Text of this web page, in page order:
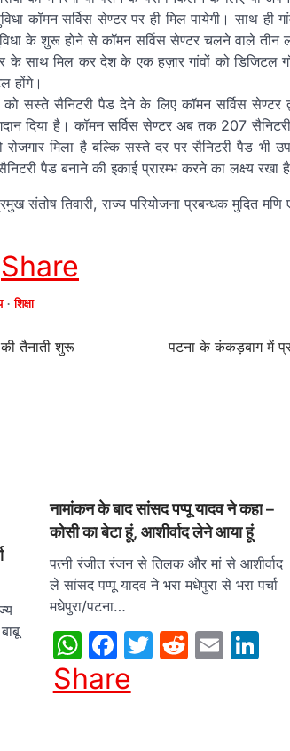
कॉमन सर्विस सेण्टर पर ही मिल पायेगी। साथ
के शुरू होने से कॉमन सर्विस सेण्टर चलने वाले तीन
साथ मिल कर देश के एक हज़ार गांवों को डिजिटल
होंगे।
सस्ते सैनिटरी पैड देने के लिए कॉमन सर्विस सेण्टर
दिया है। कॉमन सर्विस सेण्टर अब तक 207
को रोजगार मिला है बल्कि सस्ते दर पर सैनिटरी पैड
पैड बनाने की इकाई प्रारम्भ करने का लक्ष्य रखा
संतोष तिवारी, राज्य परियोजना प्रबन्धक मुदित
LinkedIn
Share
शिक्षा
की तैनाती शुरू
पटना के कंकड़बाग में
LinkedIn
नामांकन के बाद सांसद पप्‍पू यादव ने कहा –
कोसी का बेटा हूं, आशीर्वाद लेने आया हूं
पत्‍नी रंजीत रंजन से तिलक और मां से आशीर्वाद
ले सांसद पप्‍पू यादव ने भरा मधेपुरा से भरा पर्चा
मधेपुरा/पटना…
WhatsApp
Facebook
Twitter
Reddit
Email
Share